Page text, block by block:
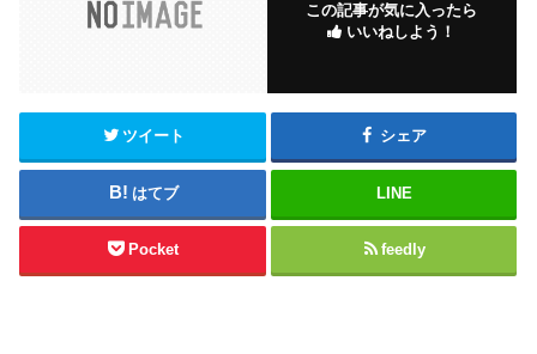
この記事が気に入ったら
いいねしよう！
ツイート シェア
はてブ LINE
Pocket feedly